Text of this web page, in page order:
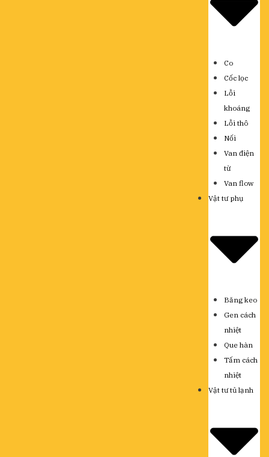
Co
Cốc lọc
Lỗi
khoáng
Lỗi thô
Nối
Van điện
từ
Van flow
Vật tư phụ
Băng keo
Gen cách
nhiệt
Que hàn
Tấm cách
nhiệt
Vật tư tủ lạnh